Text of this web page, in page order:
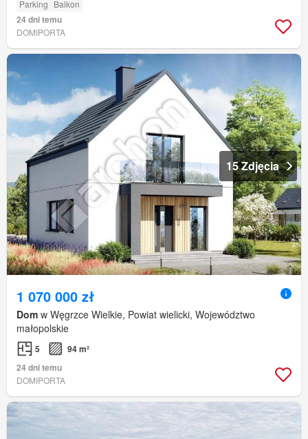
Parking Balkon
24 dni temu
DOMIPORTA
15 Zdjęcia
1 070 000 zł
Dom w Węgrzce Wielkie, Powiat wielicki, Województwo
małopolskie
5
94 m²
24 dni temu
DOMIPORTA